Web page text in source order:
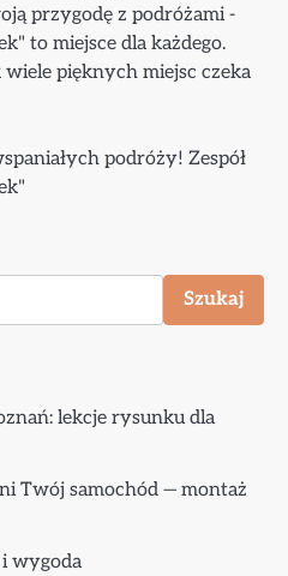
przygodę z podróżami -
to miejsce dla każdego.
wiele pięknych miejsc czeka
podróży! Zespół
Szukaj
lekcje rysunku dla
Twój samochód — montaż
wygoda